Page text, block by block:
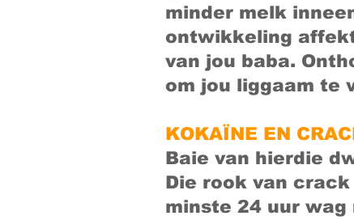
minder melk
ontwikkeling
van jou baba.
om jou liggaam te
KOKAÏNE EN
Baie van hierdie
Die rook van
minste 24 uur